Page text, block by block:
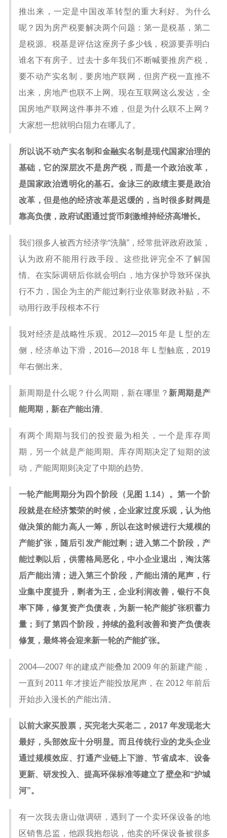
推出来，一定是中国改革转型的重大利好。为什么
呢？因为房产税要解决两个问题：第一是税基，第二
是税源。税基是评估这座房子多少钱，税源要弄明白
谁名下有房子。过去十多年我们不断喊要推房产税，
要不动产实名制，要房地产联网，但房产税一直推不
出来，房地产也联不上网。现在互联网这么发达，全
国房地产联网这件事并不难，但是为什么联不上网？
大家想一想就明白阻力在哪儿了。
所以说不动产实名制和金融实名制是现代国家治理的
基础，它的深层次不是房产税，而是一个政治改革，
是国家政治透明化的基石。金泳三的政绩主要是政治
改革，但是他的经济改革是迟缓的，当时很多财阀是
靠高负债，政府试图通过货币刺激维持经济高增长。
我们很多人被西方经济学“洗脑”，经常批评政府政策，
认为政府不能用行政手段。这些批评完全不了解国
情。在实际调研后你就会明白，地方保护导致环保执
行不力，国企为主的产能过剩行业依靠财政补贴，不
动用行政手段根本不行
我对经济是战略性乐观。2012—2015 年是 L 型的左
侧，经济单边下滑，2016—2018 年 L 型触底，2019
年右侧出来。
新周期是什么呢？什么周期，新在哪里？ 新周期是产
能周期，新在产能出清。
有两个周期与我们的投资最为相关，一个是库存周
期，另一个就是产能周期。库存周期决定了短期的波
动，产能周期则决定了中期的趋势。
一轮产能周期分为四个阶段（见图 1.14）。第一个阶
段就是在经济繁荣的时候，企业家过度乐观，认为他
做决策的能力高人一筹，所以在这时候进行大规模的
产能扩张，随后引发产能过剩；进入第二个阶段，产
能过剩以后，供需格局恶化，中小企业退出，淘汰落
后产能出清；进入第三个阶段，产能出清的尾声，行
业集中度提升，剩者为王，企业利润改善，银行不良
率下降，修复资产负债表，为新一轮产能扩张积蓄力
量；到了第四个阶段，持续的盈利改善和资产负债表
修复，最终将会迎来新一轮的产能扩张。
2004—2007 年的建成产能叠加 2009 年的新建产能，
一直到 2011 年才接近产能投放尾声，在 2012 年前后
开始步入漫长的产能出清。
以前大家买股票，买完老大买老二，2017 年发现老大
最好，头部效应十分明显。而且传统行业的龙头企业
通过规模效应、打通产业链上下游、节省成本、设备
更新、研发投入、提高环保标准等建立了壁垒和“护城
河”。
有一次我去唐山做调研，遇到了一个卖环保设备的地
区销售总监，他跟我抱怨说，他卖的环保设备被很多